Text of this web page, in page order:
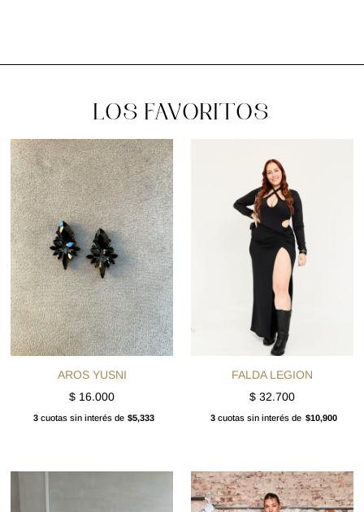
LOS FAVORITOS
AROS YUSNI
$ 16.000
3cuotas sin interés de $5,333
FALDA LEGION
$32.700
3 cuotas sin interés de $10,900